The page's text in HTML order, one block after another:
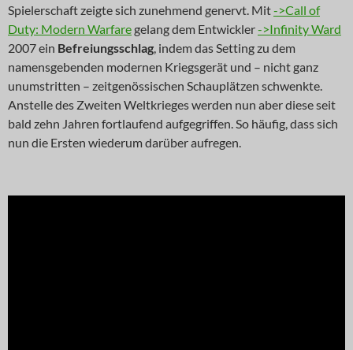
Spielerschaft zeigte sich zunehmend genervt. Mit->Call of
Duty: Modern Warfare gelang dem Entwickler->Infinity Ward
2007 ein Befreiungsschlag, indem das Setting zu dem
namensgebenden modernen Kriegsgerät und – nicht ganz
unumstritten – zeitgenössischen Schauplätzen schwenkte.
Anstelle des Zweiten Weltkrieges werden nun aber diese seit
bald zehn Jahren fortlaufend aufgegriffen. So häufig, dass sich
nun die Ersten wiederum darüber aufregen.